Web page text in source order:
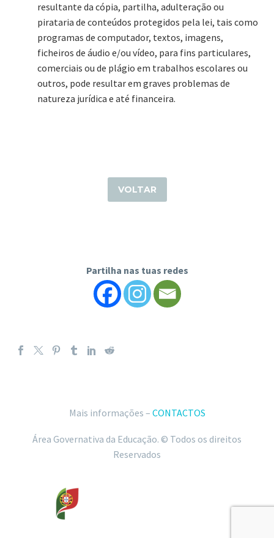
resultante da cópia, partilha, adulteração ou
pirataria de conteúdos protegidos pela lei, tais como
programas de computador, textos, imagens,
ficheiros de áudio e/ou vídeo, para fins particulares,
comerciais ou de plágio em trabalhos escolares ou
outros, pode resultar em graves problemas de
natureza jurídica e até financeira.
VOLTAR
Partilha nas tuas redes
Mais informações – CONTACTOS
Área Governativa da Educação. © Todos os direitos
Reservados